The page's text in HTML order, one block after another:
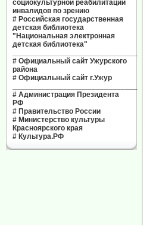
социокультурной реабилитации
инвалидов по зрению
# Российская государственная
детская библиотека
"Национальная электронная
детская библиотека"
# Официальный сайт Ужурского
района
# Официальный сайт г.Ужур
# Администрация Президента
РФ
# Правительство России
# Министерство культуры
Красноярского края
# Культура.РФ